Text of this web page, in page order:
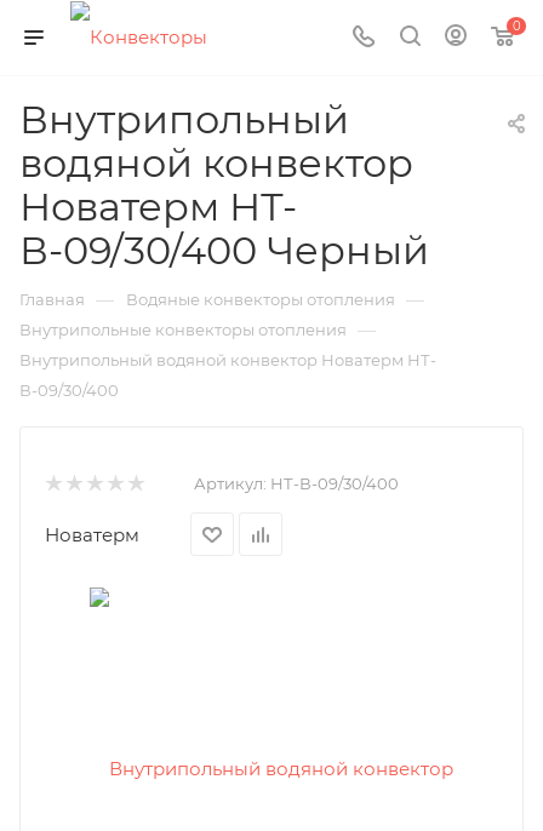
0
Внутрипольный
водяной конвектор
Новатерм НТ-
В-09/30/400 Черный
Главная — Водяные конвекторы отопления —
Внутрипольные конвекторы отопления —
Внутрипольный водяной конвектор Новатерм НТ-
В-09/30/400
Артикул: НТ-В-09/30/400
Новатерм